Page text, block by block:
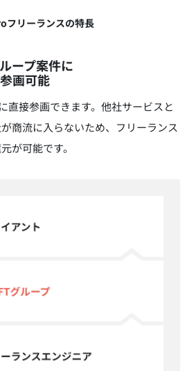
フリーランスの特長
ープ案件に
画可能
直接参画できます。他社サービスと
商流に入らないため、フリーランス
が可能です。​​